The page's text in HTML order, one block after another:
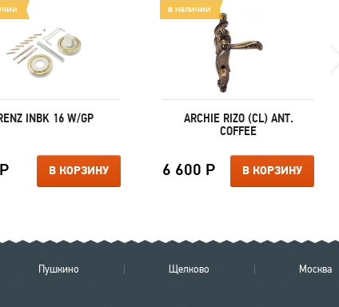
INBK 16 W/GP
В КОРЗИНУ
в наличии
ARCHIE RIZO (CL) ANT.
COFFEE
6 600 Р В КОРЗИНУ
Пушкино Щелково Москва